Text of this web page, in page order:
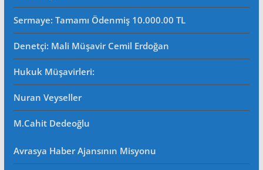
Sermaye: Tamamı Ödenmiş 10.000.00 TL
Denetçi: Mali Müşavir Cemil Erdoğan
Hukuk Müşavirleri:
Nuran Veyseller
M.Cahit Dedeoğlu
Avrasya Haber Ajansının Misyonu